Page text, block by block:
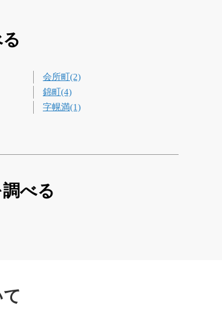
会所町(2)
錦町(4)
字幌満(1)
べる